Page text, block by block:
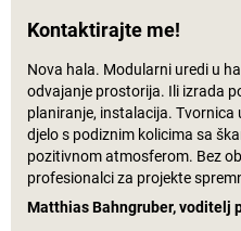
Kontaktirajte me!
Nova hala. Modularni uredi u
odvajanje prostorija. Ili izrada
planiranje, instalacija.
djelo s podiznim kolicima sa
pozitivnom atmosferom. Bez
profesionalci za projekte
Matthias Bahngruber, voditelj